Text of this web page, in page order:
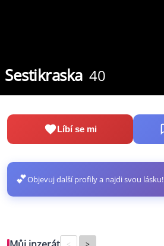
Sestikraska 40
Líbí se mi
💕Objevuj další profily a najdi svou lásku!
< >